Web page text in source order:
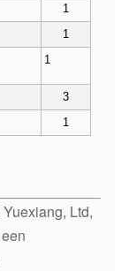
1
1
1
3
1
Ltd,